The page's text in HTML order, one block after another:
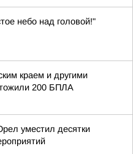
небо над головой!"
краем и другими
200 БПЛА
уместил десятки